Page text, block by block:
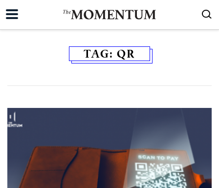
TAG: QR